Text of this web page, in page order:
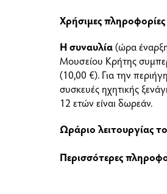
Χρήσιμες πληροφορίες
Η συναυλία(ώρα
Μουσείου Κρήτης
(10,00 €). Για την
συσκευές ηχητικής
12 ετών είναι δωρεάν.
Ωράριο λειτουργίας
Περισσότερες